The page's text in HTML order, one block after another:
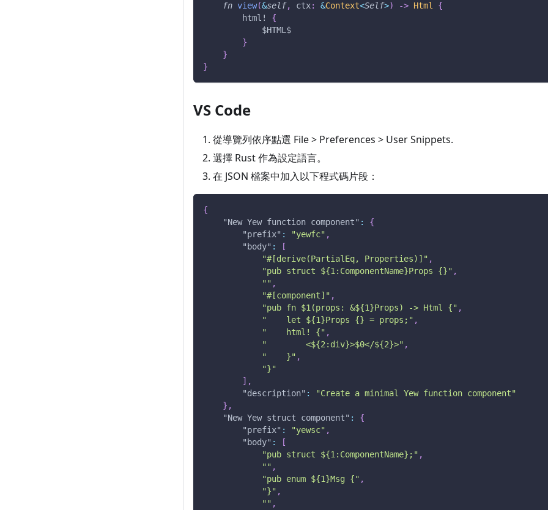
fn view(&self, ctx: &Context<Self>) -> Html
{
html!
{
$HTML$
}
}
}
VS Code
從導覽列依序點選 File > Preferences > User Snippets.
選擇 Rust 作為設定語言。
在 JSON 檔案中加入以下程式碼片段：
{
"New Yew function component" :
{
"prefix" : "yewfc" ,
"body" :
[
"#[derive(PartialEq, Properties)]" ,
"pub struct ${1:ComponentName}Props {}" ,
"" ,
"#[component]" ,
"pub fn $1(props: &${1}Props) -> Html {" ,
"    let ${1}Props {} = props;" ,
"    html! {" ,
"        <${2:div}>$0</${2}>" ,
"    }" ,
"}"
] ,
"description" :
"Create a minimal Yew function component"
} ,
"New Yew struct component" :
{
"prefix" : "yewsc" ,
"body" :
[
"pub struct ${1:ComponentName};" ,
"" ,
"pub enum ${1}Msg {" ,
"}" ,
"" ,